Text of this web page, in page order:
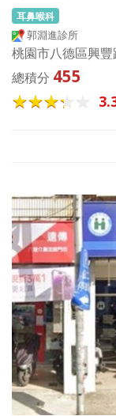
耳鼻喉科
郭淵進診所
桃園市八德區興
總積分 455